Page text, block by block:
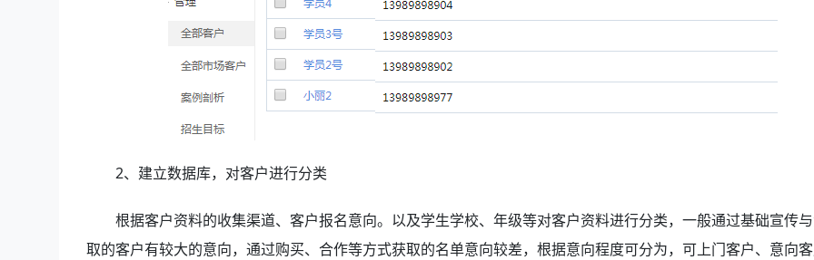
2、建立数据库， 对客户进行分类
根据客户资料的收集渠道、客户报名意向。以及学生学校、年级等对客户资料进行分类，一般通过基础宣传
取的客户有较大的意向，通过购买、合作等方式获取的名单意向较差，根据意向程度可分为，可上门客户、意向